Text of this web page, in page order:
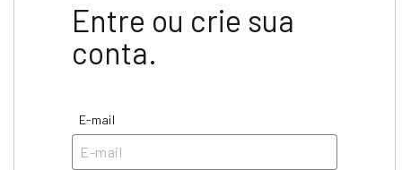
Entre ou crie sua
conta.
E-mail